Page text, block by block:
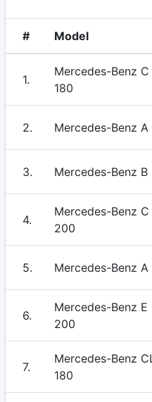
# Model
1.
Mercedes-Benz C
180
2. Mercedes-Benz A
3. Mercedes-Benz B
4.
Mercedes-Benz C
200
5. Mercedes-Benz A
6.
Mercedes-Benz E
200
7.
Mercedes-Benz
180